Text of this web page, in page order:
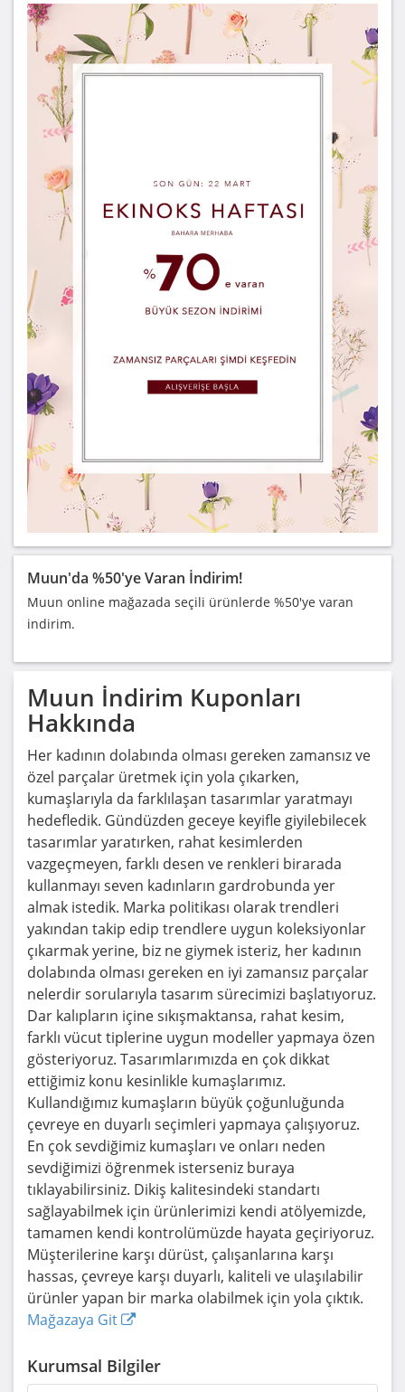
Muun'da %50'ye Varan İndirim!
Muun online mağazada seçili ürünlerde %50'ye varan
indirim.
Muun İndirim Kuponları
Hakkında
Her kadının dolabında olması gereken zamansız ve
özel parçalar üretmek için yola çıkarken,
kumaşlarıyla da farklılaşan tasarımlar yaratmayı
hedefledik. Gündüzden geceye keyifle giyilebilecek
tasarımlar yaratırken, rahat kesimlerden
vazgeçmeyen, farklı desen ve renkleri birarada
kullanmayı seven kadınların gardrobunda yer
almak istedik. Marka politikası olarak trendleri
yakından takip edip trendlere uygun koleksiyonlar
çıkarmak yerine, biz ne giymek isteriz, her kadının
dolabında olması gereken en iyi zamansız parçalar
nelerdir sorularıyla tasarım sürecimizi başlatıyoruz.
Dar kalıpların içine sıkışmaktansa, rahat kesim,
farklı vücut tiplerine uygun modeller yapmaya özen
gösteriyoruz. Tasarımlarımızda en çok dikkat
ettiğimiz konu kesinlikle kumaşlarımız.
Kullandığımız kumaşların büyük çoğunluğunda
çevreye en duyarlı seçimleri yapmaya çalışıyoruz.
En çok sevdiğimiz kumaşları ve onları neden
sevdiğimizi öğrenmek isterseniz buraya
tıklayabilirsiniz. Dikiş kalitesindeki standartı
sağlayabilmek için ürünlerimizi kendi atölyemizde,
tamamen kendi kontrolümüzde hayata geçiriyoruz.
Müşterilerine karşı dürüst, çalışanlarına karşı
hassas, çevreye karşı duyarlı, kaliteli ve ulaşılabilir
ürünler yapan bir marka olabilmek için yola çıktık.
Mağazaya Git
Kurumsal Bilgiler